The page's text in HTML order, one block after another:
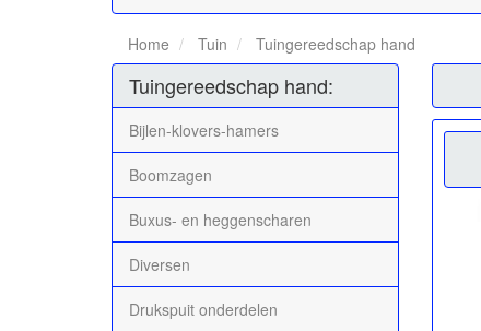
Home Tuin Tuingereedschap hand
Tuingereedschap hand:
Bijlen-klovers-hamers
Boomzagen
Buxus- en heggenscharen
Diversen
Drukspuit onderdelen